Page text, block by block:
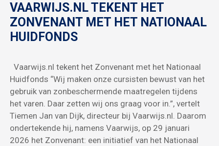
VAARWIJS.NL TEKENT HET
ZONVENANT MET HET NATIONAAL
HUIDFONDS
Vaarwijs.nl tekent het Zonvenant met het Nationaal
Huidfonds “Wij maken onze cursisten bewust van het
gebruik van zonbeschermende maatregelen tijdens
het varen. Daar zetten wij ons graag voor in.”, vertelt
Tiemen Jan van Dijk, directeur bij Vaarwijs.nl. Daarom
ondertekende hij, namens Vaarwijs, op 29 januari
2026 het Zonvenant: een initiatief van het Nationaal